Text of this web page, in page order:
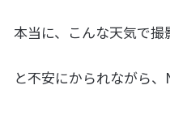
本当に、こんな天気で撮
と不安にかられながら